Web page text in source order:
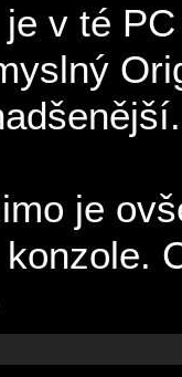
v té
je